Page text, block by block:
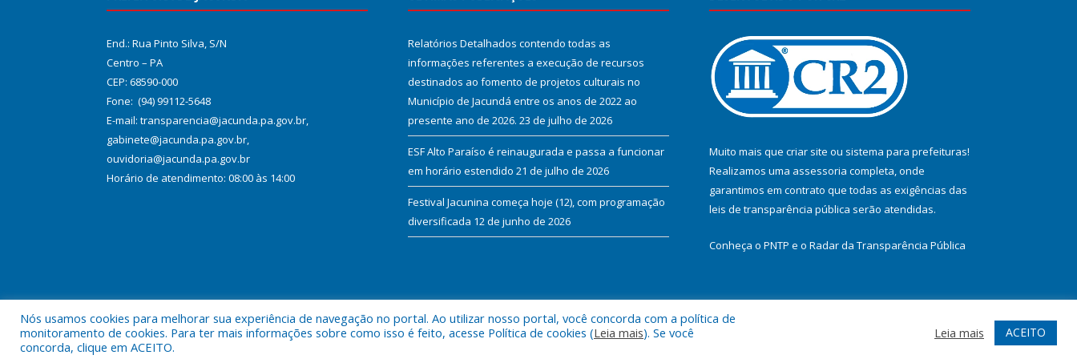
End.: Rua Pinto Silva, S/N
Centro – PA
CEP: 68590-000
Fone: (94) 99112-5648
E-mail: transparencia@jacunda.pa.gov.br,
gabinete@jacunda.pa.gov.br,
ouvidoria@jacunda.pa.gov.br
Horário de atendimento: 08:00 às 14:00
Relatórios Detalhados contendo todas as
informações referentes a execução de recursos
destinados ao fomento de projetos culturais no
Município de Jacundá entre os anos de 2022 ao
presente ano de 2026. 23 de julho de 2026
ESF Alto Paraíso é reinaugurada e passa a funcionar
em horário estendido 21 de julho de 2026
Festival Jacunina começa hoje (12), com programação
diversificada 12 de junho de 2026
Muito mais que criar site ou sistema para prefeituras!
Realizamos uma assessoria completa, onde
garantimos em contrato que todas as exigências das
leis de transparência pública serão atendidas.
Conheça o PNTP e o Radar da Transparência Pública
Todos os direitos reservados a Prefeitura Municipal de Jacundá. Mapa do Site Acessar Webmail
Nós usamos cookies para melhorar sua experiência de navegação no portal. Ao utilizar nosso portal, você concorda com a política de
monitoramento de cookies. Para ter mais informações sobre como isso é feito, acesse Política de cookies (Leia mais). Se você
concorda, clique em ACEITO.
Leia mais ACEITO